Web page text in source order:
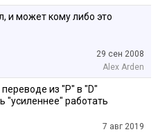
и может кому либо это
29 сен 2008
Alex Arden
из "P" в "D"
"усиленнее" работать
7 авг 2019